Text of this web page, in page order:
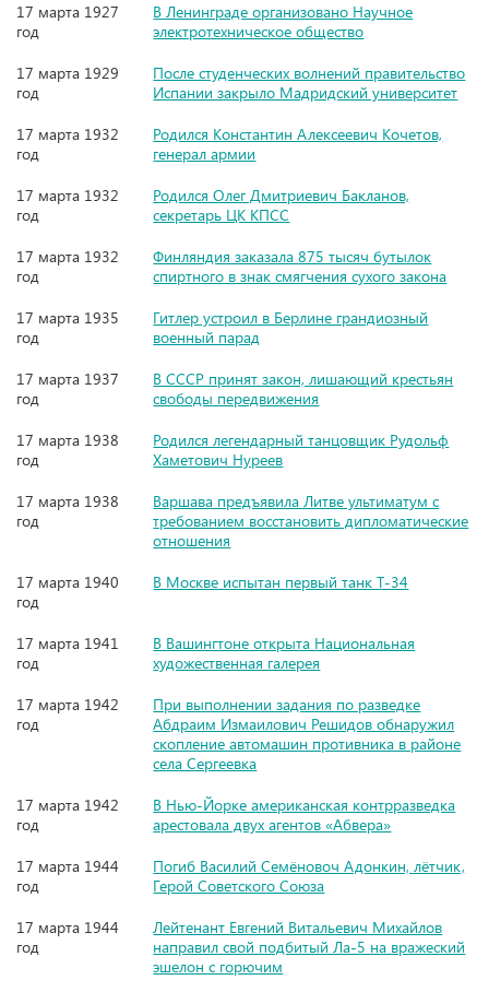
17 марта 1927
год
В Ленинграде организовано Научное
электротехническое общество
17 марта 1929
год
После студенческих волнений правительство
Испании закрыло Мадридский университет
17 марта 1932
год
Родился Константин Алексеевич Кочетов,
генерал армии
17 марта 1932
год
Родился Олег Дмитриевич Бакланов,
секретарь ЦК КПСС
17 марта 1932
год
Финляндия заказала 875 тысяч бутылок
спиртного в знак смягчения сухого закона
17 марта 1935
год
Гитлер устроил в Берлине грандиозный
военный парад
17 марта 1937
год
В СССР принят закон, лишающий крестьян
свободы передвижения
17 марта 1938
год
Родился легендарный танцовщик Рудольф
Хаметович Нуреев
17 марта 1938
год
Варшава предъявила Литве ультиматум с
требованием восстановить дипломатические
отношения
17 марта 1940
год
В Москве испытан первый танк Т-34
17 марта 1941
год
В Вашингтоне открыта Национальная
художественная галерея
17 марта 1942
год
При выполнении задания по разведке
Абдраим Измаилович Решидов обнаружил
скопление автомашин противника в районе
села Сергеевка
17 марта 1942
год
В Нью-Йорке американская контрразведка
арестовала двух агентов «Абвера»
17 марта 1944
год
Погиб Василий Семёновоч Адонкин, лётчик,
Герой Советского Союза
17 марта 1944
год
Лейтенант Евгений Витальевич Михайлов
направил свой подбитый Ла-5 на вражеский
эшелон с горючим